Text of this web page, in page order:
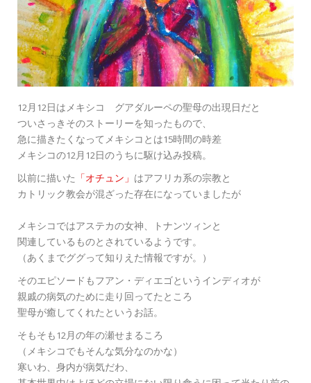
12月12日はメキシコ グアダルーペの聖母の出現日だと
ついさっきそのストーリーを知ったもので、
急に描きたくなってメキシコとは15時間の時差
メキシコの12月12日のうちに駆け込み投稿。
以前に描いた 「オチュン」 はアフリカ系の宗教と
カトリック教会が混ざった存在になっていましたが
メキシコではアステカの女神、トナンツィンと
関連しているものとされているようです。
（あくまでググって知りえた情報ですが。）
そのエピソードもフアン・ディエゴというインディオが
親戚の病気のために走り回ってたところ
聖母が癒してくれたというお話。
そもそも12月の年の瀬せまるころ
（メキシコでもそんな気分なのかな）
寒いわ、身内が病気だわ、